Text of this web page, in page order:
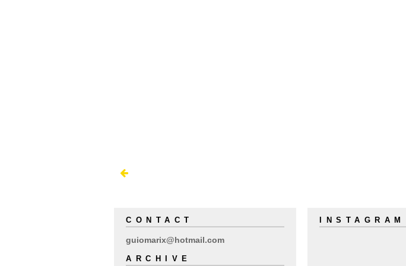
CONTACT
guiomarix@hotmail.com
ARCHIVE
INSTAGRAM